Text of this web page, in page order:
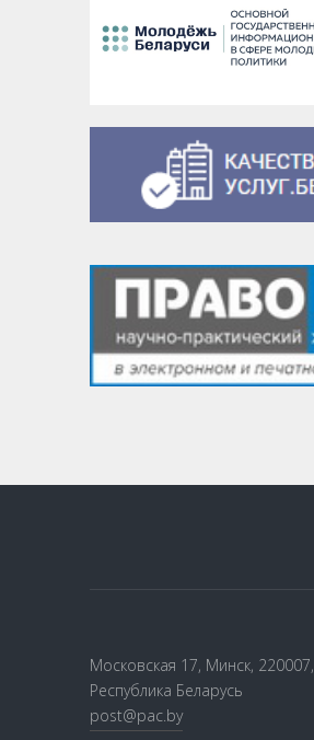
Московская 17, Минск, 220007,
Республика Беларусь
post@pac.by